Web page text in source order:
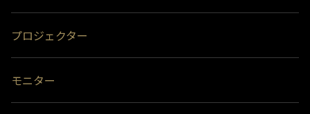
プロジェクター
モニター